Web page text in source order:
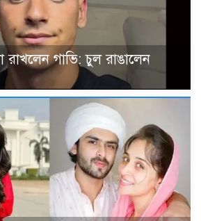
রাখলেন গাভি: চুল রাঙালেন